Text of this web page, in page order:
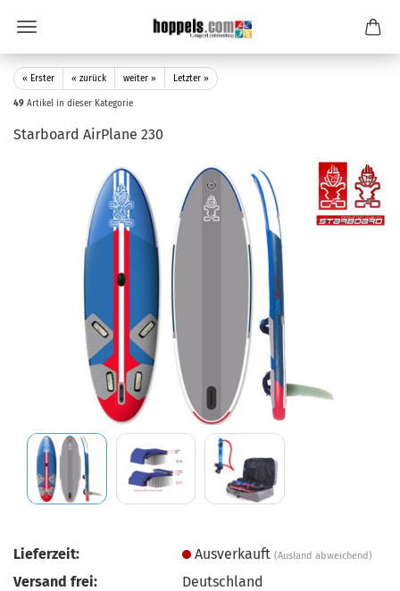
« Erster « zurück weiter » Letzter »
49 Artikel in dieser Kategorie
Starboard AirPlane 230
Lieferzeit: Ausverkauft(Ausland abweichend)
Versand frei:
Deutschland